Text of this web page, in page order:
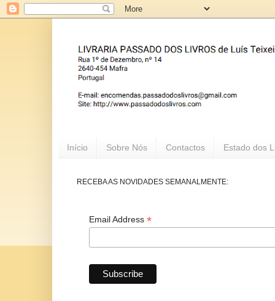
Início Sobre Nós Contactos Estado dos
RECEBA AS NOVIDADES SEMANALMENTE:
Email Address *